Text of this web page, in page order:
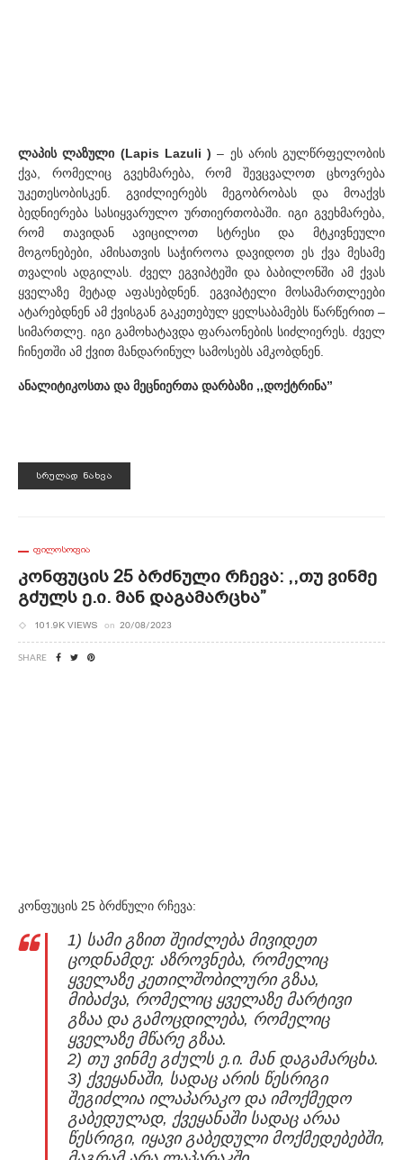
ლაპის ლაზული (Lapis Lazuli ) – ეს არის გულწრფელობის
ქვა, რომელიც გვეხმარება, რომ შევცვალოთ ცხოვრება
უკეთესობისკენ. გვიძლიერებს მეგობრობას და მოაქვს
ბედნიერება სასიყვარულო ურთიერთობაში. იგი გვეხმარება,
რომ თავიდან ავიცილოთ სტრესი და მტკივნეული
მოგონებები, ამისათვის საჭიროოა დავიდოთ ეს ქვა მესამე
თვალის ადგილას. ძველ ეგვიპტეში და ბაბილონში ამ ქვას
ყველაზე მეტად აფასებდნენ. ეგვიპტელი მოსამართლეები
ატარებდნენ ამ ქვისგან გაკეთებულ ყელსაბამებს წარწერით –
სიმართლე. იგი გამოხატავდა ფარაონების სიძლიერეს. ძველ
ჩინეთში ამ ქვით მანდარინულ სამოსებს ამკობდნენ.
ანალიტიკოსთა და მეცნიერთა დარბაზი ,,დოქტრინა”
ᲡᲠᲣᲚᲐᲓ ᲜᲐᲮᲕᲐ
ᲤᲘᲚᲝᲡᲝᲤᲘᲐ
Კონფუცის 25 Ბრძნული Რჩევა: ,,თუ Ვინმე
Გძულს Ე.ი. Მან Დაგამარცხა”
101.9K VIEWS on 20/08/2023
SHARE
კონფუცის 25 ბრძნული რჩევა:
1) სამი გზით შეიძლება მივიდეთ
ცოდნამდე: აზროვნება, რომელიც
ყველაზე კეთილშობილური გზაა,
მიბაძვა, რომელიც ყველაზე მარტივი
გზაა და გამოცდილება, რომელიც
ყველაზე მწარე გზაა.
2) თუ ვინმე გძულს ე.ი. მან დაგამარცხა.
3) ქვეყანაში, სადაც არის წესრიგი
შეგიძლია ილაპარაკო და იმოქმედო
გაბედულად, ქვეყანაში სადაც არაა
წესრიგი, იყავი გაბედული მოქმედებებში,